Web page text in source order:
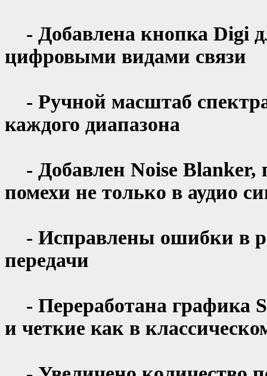
- Добавлена кнопка Digi
цифровыми видами связи
- Ручной масштаб
каждого диапазона
- Добавлен Noise
помехи не только в аудио
- Исправлены ошибки в
передачи
- Переработана графика
и четкие как в